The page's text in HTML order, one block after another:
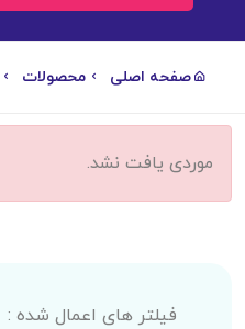
صفحه اصلی محصولات
موردی یافت نشد.
فیلتر های اعمال شده :